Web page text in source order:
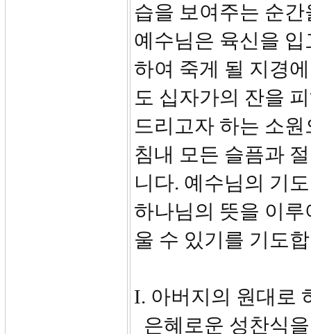
습을 보여주는 순
예수님은 육신을
하여 죽게 될 지경
도 십자가의 잔을
드리고자 하는 소
침내 모든 슬픔과
니다. 예수님의 기
하나님의 뜻을 이
울 수 있기를 기도
I. 아버지의 원대로
은혜로운 성찬식